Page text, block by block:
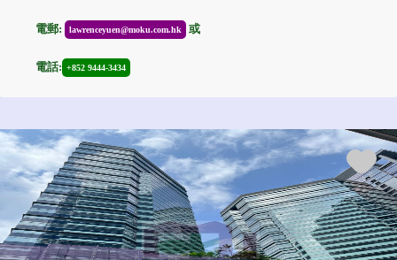
電郵: lawrenceyuen@moku.com.hk 或
電話: +852 9444-3434